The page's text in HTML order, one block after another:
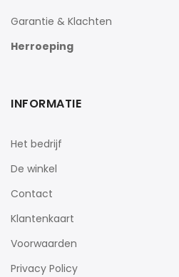
Garantie & Klachten
Herroeping
INFORMATIE
Het bedrijf
De winkel
Contact
Klantenkaart
Voorwaarden
Privacy Policy